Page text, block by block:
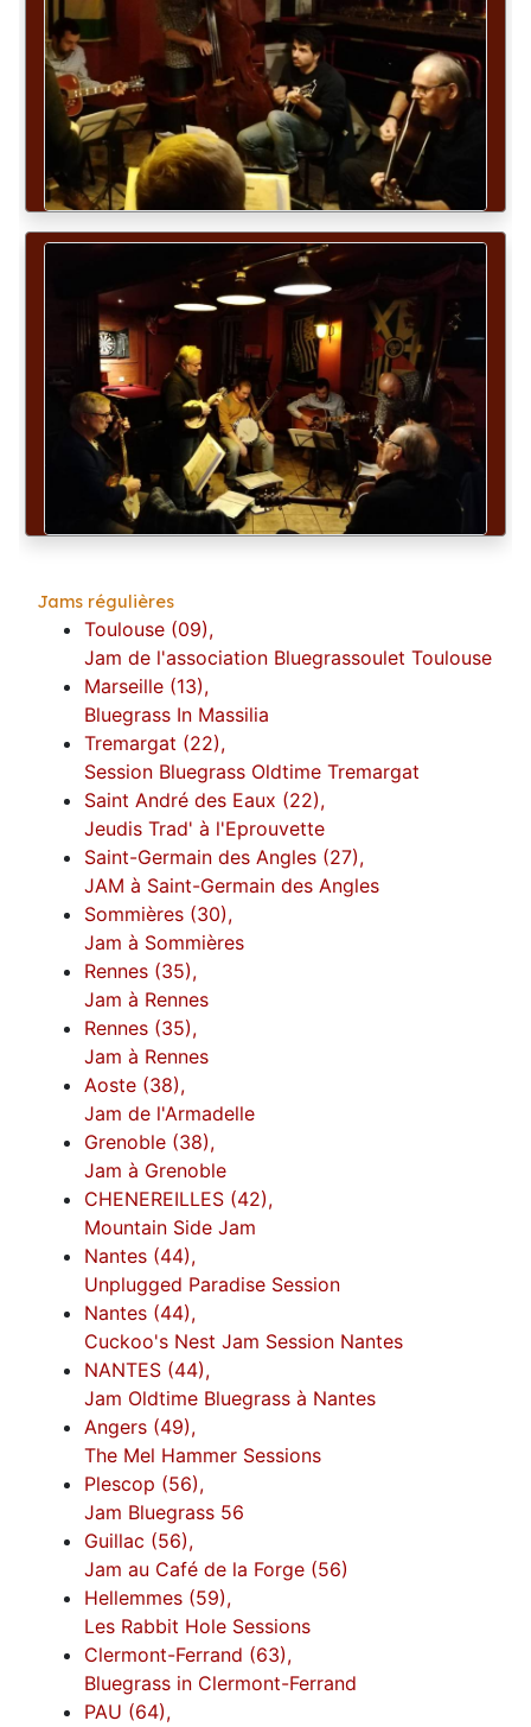
Jams régulières
Toulouse (09),
Jam de l'association Bluegrassoulet Toulouse
Marseille (13),
Bluegrass In Massilia
Tremargat (22),
Session Bluegrass Oldtime Tremargat
Saint André des Eaux (22),
Jeudis Trad' à l'Eprouvette
Saint-Germain des Angles (27),
JAM à Saint-Germain des Angles
Sommières (30),
Jam à Sommières
Rennes (35),
Jam à Rennes
Rennes (35),
Jam à Rennes
Aoste (38),
Jam de l'Armadelle
Grenoble (38),
Jam à Grenoble
CHENEREILLES (42),
Mountain Side Jam
Nantes (44),
Unplugged Paradise Session
Nantes (44),
Cuckoo's Nest Jam Session Nantes
NANTES (44),
Jam Oldtime Bluegrass à Nantes
Angers (49),
The Mel Hammer Sessions
Plescop (56),
Jam Bluegrass 56
Guillac (56),
Jam au Café de la Forge (56)
Hellemmes (59),
Les Rabbit Hole Sessions
Clermont-Ferrand (63),
Bluegrass in Clermont-Ferrand
PAU (64),